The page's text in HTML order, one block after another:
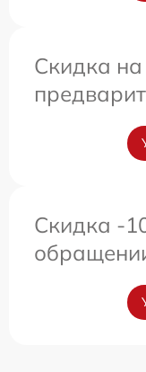
Скидка
Скидка -